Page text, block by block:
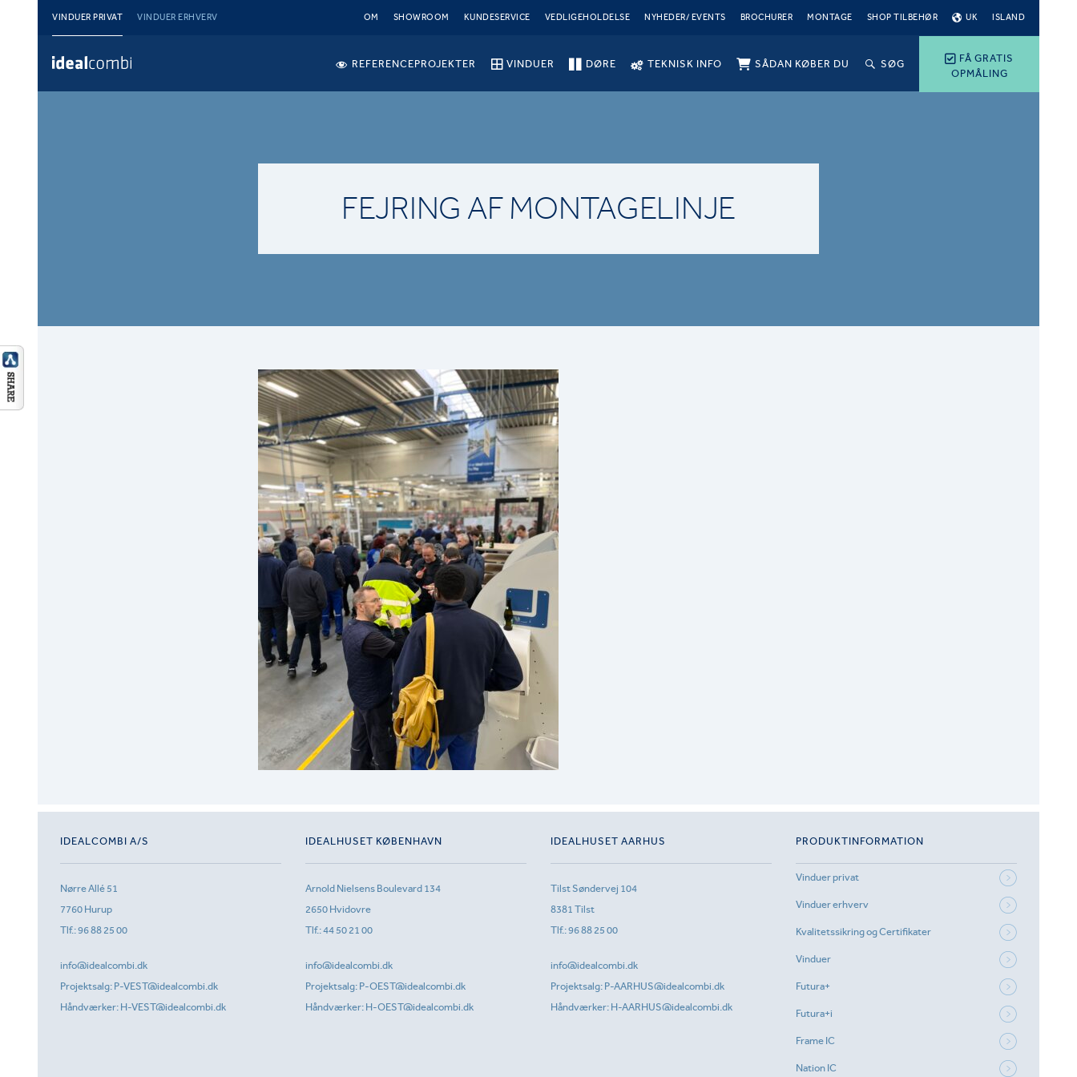
VINDUER PRIVAT VINDUER ERHVERV OM SHOWROOM KUNDESERVICE VEDLIGEHOLDELSE NYHEDER/ EVENTS BROCHURER MONTAGE SHOP TILBEHØR UK ISLAND
FÅ GRATIS
OPMÅLING
REFERENCEPROJEKTER VINDUER DØRE TEKNISK INFO SÅDAN KØBER DU SØG
FEJRING AF MONTAGELINJE
IDEALCOMBI A/S
Nørre Allé 51
7760 Hurup
Tlf.:96 88 25 00
info@idealcombi.dk
Projektsalg: P-VEST@idealcombi.dk
Håndværker: H-VEST@idealcombi.dk
IDEALHUSET KØBENHAVN
Arnold Nielsens Boulevard 134
2650 Hvidovre
Tlf.:44 50 21 00
info@idealcombi.dk
Projektsalg: P-OEST@idealcombi.dk
Håndværker: H-OEST@idealcombi.dk
IDEALHUSET AARHUS
Tilst Søndervej 104
8381 Tilst
Tlf.:96 88 25 00
info@idealcombi.dk
Projektsalg: P-AARHUS@idealcombi.dk
Håndværker: H-AARHUS@idealcombi.dk
PRODUKTINFORMATION
Vinduer privat
Vinduer erhverv
Kvalitetssikring og Certifikater
Vinduer
Futura+
Futura+i
Frame IC
Nation IC